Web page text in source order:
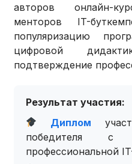
авторов онлайн-
менторов IT-
популяризацию
цифровой
подтверждение
Результат участия:
Диплом
победителя с
профессиональной